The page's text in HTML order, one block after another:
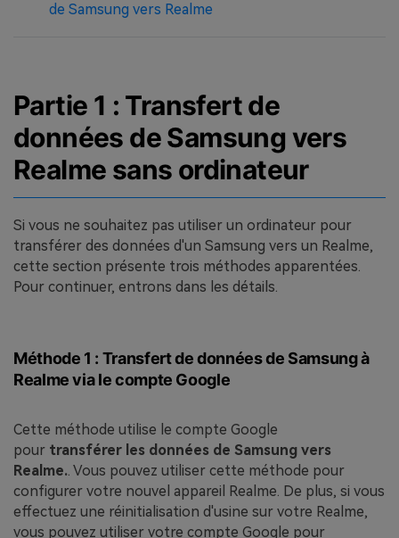
de Samsung vers Realme
Partie 1 : Transfert de
données de Samsung vers
Realme sans ordinateur
Si vous ne souhaitez pas utiliser un ordinateur pour
transférer des données d'un Samsung vers un Realme,
cette section présente trois méthodes apparentées.
Pour continuer, entrons dans les détails.
Méthode 1 : Transfert de données de Samsung à
Realme via le compte Google
Cette méthode utilise le compte Google
pour transférer les données de Samsung vers
Realme.. Vous pouvez utiliser cette méthode pour
configurer votre nouvel appareil Realme. De plus, si vous
effectuez une réinitialisation d'usine sur votre Realme,
vous pouvez utiliser votre compte Google pour